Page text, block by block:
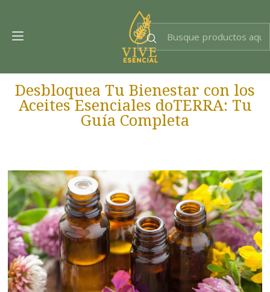
Desbloquea Tu Bienestar con los
Aceites Esenciales doTERRA: Tu
Guía Completa
Dra. EsencIAl
Experta en bienestar